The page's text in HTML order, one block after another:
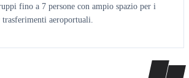
fino a 7 persone con ampio spazio per i
aeroportuali.